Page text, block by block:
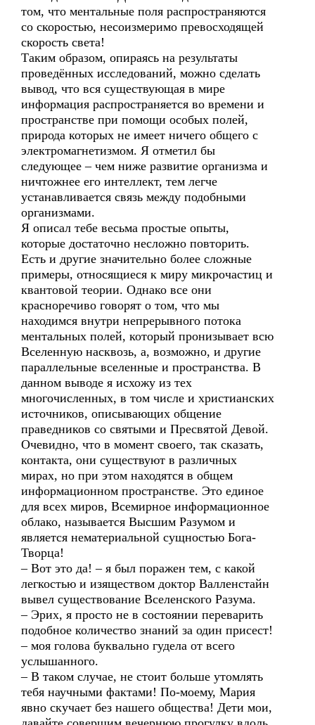
том, что ментальные поля распространяются
со скоростью, несоизмеримо превосходящей
скорость света!
Таким образом, опираясь на результаты
проведённых исследований, можно сделать
вывод, что вся существующая в мире
информация распространяется во времени и
пространстве при помощи особых полей,
природа которых не имеет ничего общего с
электромагнетизмом. Я отметил бы
следующее – чем ниже развитие организма и
ничтожнее его интеллект, тем легче
устанавливается связь между подобными
организмами.
Я описал тебе весьма простые опыты,
которые достаточно несложно повторить.
Есть и другие значительно более сложные
примеры, относящиеся к миру микрочастиц и
квантовой теории. Однако все они
красноречиво говорят о том, что мы
находимся внутри непрерывного потока
ментальных полей, который пронизывает всю
Вселенную насквозь, а, возможно, и другие
параллельные вселенные и пространства. В
данном выводе я исхожу из тех
многочисленных, в том числе и христианских
источников, описывающих общение
праведников со святыми и Пресвятой Девой.
Очевидно, что в момент своего, так сказать,
контакта, они существуют в различных
мирах, но при этом находятся в общем
информационном пространстве. Это единое
для всех миров, Всемирное информационное
облако, называется Высшим Разумом и
является нематериальной сущностью Бога-
Творца!
– Вот это да! – я был поражен тем, с какой
легкостью и изяществом доктор Валленстайн
вывел существование Вселенского Разума.
– Эрих, я просто не в состоянии переварить
подобное количество знаний за один присест!
– моя голова буквально гудела от всего
услышанного.
– В таком случае, не стоит больше утомлять
тебя научными фактами! По-моему, Мария
явно скучает без нашего общества! Дети мои,